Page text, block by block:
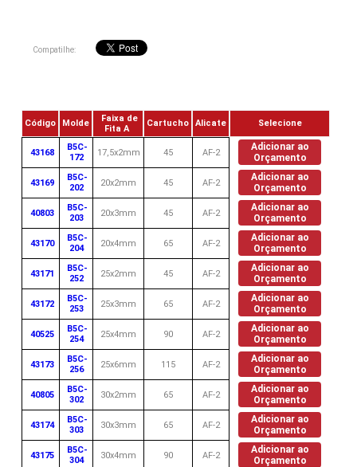
Compatilhe:
Código Molde
Faixa de
Fita A
Cartucho Alicate Selecione
43168
B5C-
172
17,5x2mm 45 AF-2
Adicionar ao
Orçamento
43169
B5C-
202
20x2mm 45 AF-2
Adicionar ao
Orçamento
40803
B5C-
203
20x3mm 45 AF-2
Adicionar ao
Orçamento
43170
B5C-
204
20x4mm 65 AF-2
Adicionar ao
Orçamento
43171
B5C-
252
25x2mm 45 AF-2
Adicionar ao
Orçamento
43172
B5C-
253
25x3mm 65 AF-2
Adicionar ao
Orçamento
40525
B5C-
254
25x4mm 90 AF-2
Adicionar ao
Orçamento
43173
B5C-
256
25x6mm 115 AF-2
Adicionar ao
Orçamento
40805
B5C-
302
30x2mm 65 AF-2
Adicionar ao
Orçamento
43174
B5C-
303
30x3mm 65 AF-2
Adicionar ao
Orçamento
43175
B5C-
304
30x4mm 90 AF-2
Adicionar ao
Orçamento